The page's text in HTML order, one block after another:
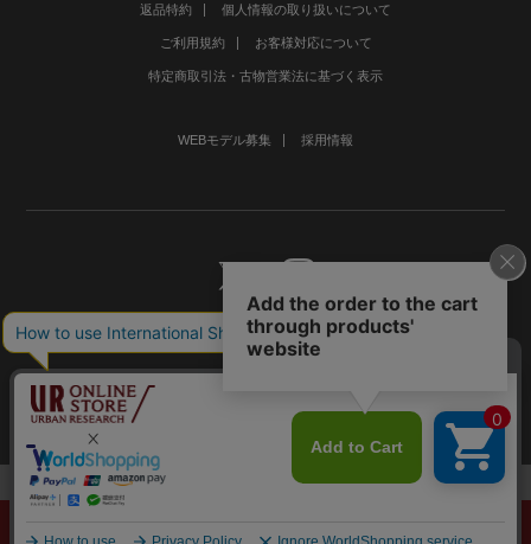
返品特約 個人情報の取り扱いについて
ご利用規約 お客様対応について
特定商取引法・古物営業法に基づく表示
WEBモデル募集 採用情報
©URBAN RESEARCH Co., Ltd.All rights Reserved.